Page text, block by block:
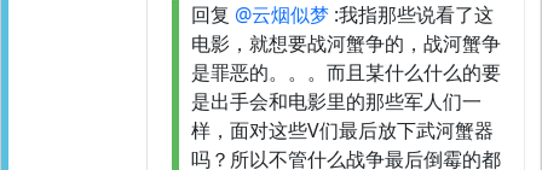
回复 @云烟似梦 :我指那些说看了这
电影，就想要战河蟹争的，战河蟹争
是罪恶的。。。而且某什么什么的要
是出手会和电影里的那些军人们一
样，面对这些V们最后放下武河蟹器
吗？所以不管什么战争最后倒霉的都